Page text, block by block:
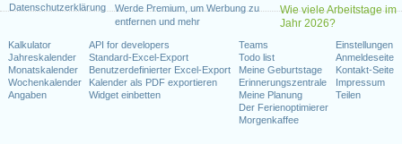
Datenschutzerklärung
Werde Premium, um Werbung zu
entfernen und mehr
Wie viele Arbeitstage im
Jahr 2026?
Kalkulator
Jahreskalender
Monatskalender
Wochenkalender
Angaben
API for developers
Standard-Excel-Export
Benutzerdefinierter Excel-Export
Kalender als PDF exportieren
Widget einbetten
Teams
Todo list
Meine Geburtstage
Erinnerungszentrale
Meine Planung
Der Ferienoptimierer
Morgenkaffee
Einstellungen
Anmeldeseite
Kontakt-Seite
Impressum
Teilen
2024